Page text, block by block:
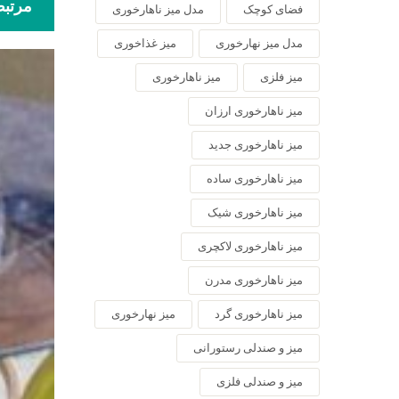
فضای کوچک مدل میز ناهارخوری
مدل میز نهارخوری میز غذاخوری
میز فلزی میز ناهارخوری
میز ناهارخوری ارزان
میز ناهارخوری جدید
میز ناهارخوری ساده
میز ناهارخوری شیک
میز ناهارخوری لاکچری
میز ناهارخوری مدرن
میز ناهارخوری گرد میز نهارخوری
میز و صندلی رستورانی
میز و صندلی فلزی